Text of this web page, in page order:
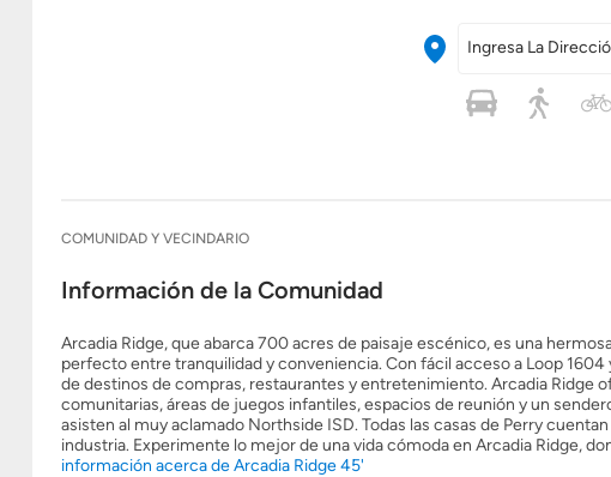
Ingresa La
COMUNIDAD Y VECINDARIO
Información de la Comunidad
Arcadia Ridge, que abarca 700 acres de paisaje escénico, es una
perfecto entre tranquilidad y conveniencia. Con fácil acceso a Loop
de destinos de compras, restaurantes y entretenimiento. Arcadia
comunitarias, áreas de juegos infantiles, espacios de reunión y un
asisten al muy aclamado Northside ISD. Todas las casas de Perry
industria. Experimente lo mejor de una vida cómoda en Arcadia Ridge,
información acerca de Arcadia Ridge 45'